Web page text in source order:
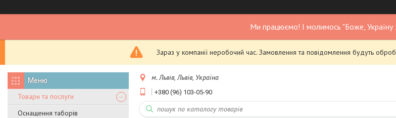
Ми працюємо! І молимось "Боже, Україну
Зараз у компанії неробочий час. Замовлення та повідомлення будуть
Товари та послуги
Оснащення таборів
м. Львів, Львів, Україна
+380 (96) 103-05-90